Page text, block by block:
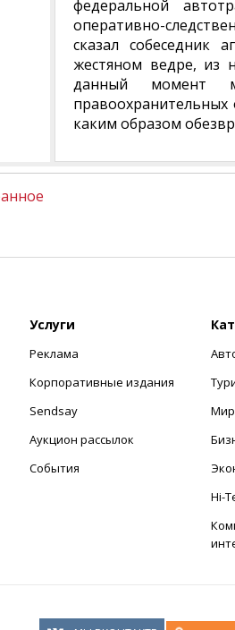
федеральной
оперативно-
сказал собеседник
жестяном ведре, из
данный момент
каким образом
Услуги
Реклама
Корпоративные издания
Sendsay
Аукцион рассылок
События
Hi-